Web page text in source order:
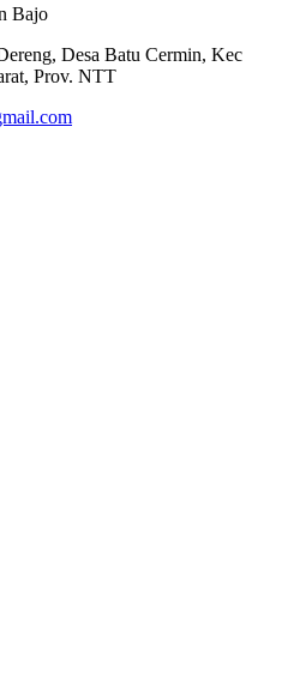
Desa Batu Cermin, Kec
Prov. NTT